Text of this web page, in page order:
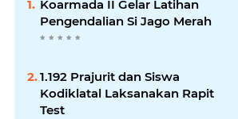
Koarmada II Gelar Latihan
Pengendalian Si Jago Merah
1.192 Prajurit dan Siswa
Kodiklatal Laksanakan Rapit
Test